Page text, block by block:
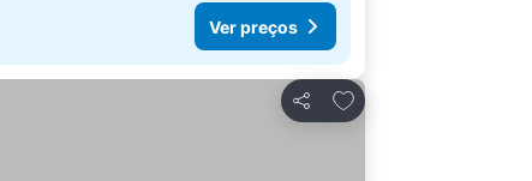
Ver preços
Partilhar
Adicionar aos favoritos